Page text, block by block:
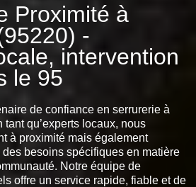
Proximité à
-
intervention
le 95
de confiance en serrurerie à
qu’experts locaux, nous
à proximité mais également
besoins spécifiques en matière
Notre équipe de
offre un service rapide, fiable et de